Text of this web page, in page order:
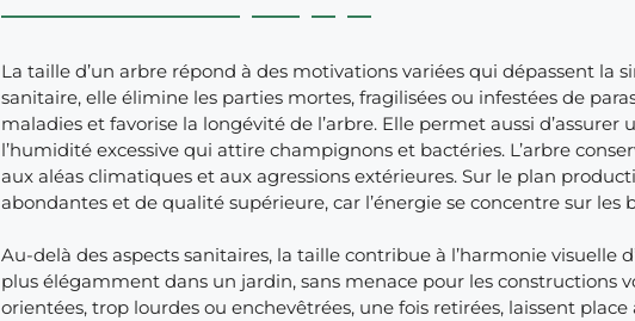
La taille d’un arbre répond à des motivations variées qui dépassent la
sanitaire, elle élimine les parties mortes, fragilisées ou infestées de
maladies et favorise la longévité de l’arbre. Elle permet aussi
l’humidité excessive qui attire champignons et bactéries. L’arbre
aux aléas climatiques et aux agressions extérieures. Sur le plan
abondantes et de qualité supérieure, car l’énergie se concentre sur les
Au-delà des aspects sanitaires, la taille contribue à l’harmonie visuelle
plus élégamment dans un jardin, sans menace pour les constructions
orientées, trop lourdes ou enchevêtrées, une fois retirées, laissent